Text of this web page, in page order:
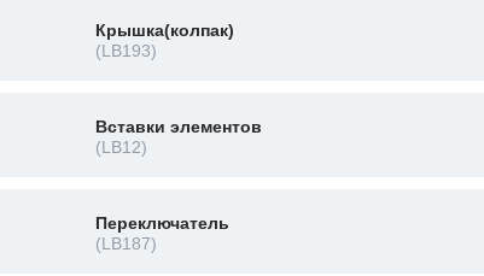
Крышка(колпак)
(LB193)
Вставки элементов
(LB12)
Переключатель
(LB187)